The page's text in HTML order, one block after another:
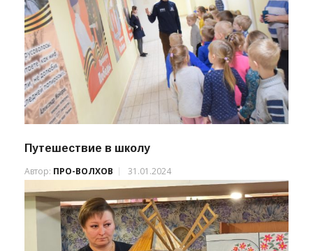
Путешествие в школу
Автор: ПРО-ВОЛХОВ 31.01.2024